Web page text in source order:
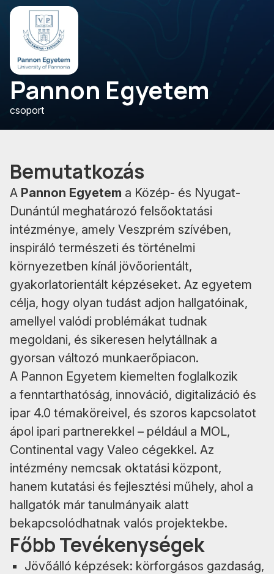
Pannon Egyetem
csoport
Bemutatkozás
A Pannon Egyetem a Közép- és Nyugat-
Dunántúl meghatározó felsőoktatási
intézménye, amely Veszprém szívében,
inspiráló természeti és történelmi
környezetben kínál jövőorientált,
gyakorlatorientált képzéseket. Az egyetem
célja, hogy olyan tudást adjon hallgatóinak,
amellyel valódi problémákat tudnak
megoldani, és sikeresen helytállnak a
gyorsan változó munkaerőpiacon.
A Pannon Egyetem kiemelten foglalkozik
a fenntarthatóság, innováció, digitalizáció és
ipar 4.0 témaköreivel, és szoros kapcsolatot
ápol ipari partnerekkel – például a MOL,
Continental vagy Valeo cégekkel. Az
intézmény nemcsak oktatási központ,
hanem kutatási és fejlesztési műhely, ahol a
hallgatók már tanulmányaik alatt
bekapcsolódhatnak valós projektekbe.
Főbb Tevékenységek
Jövőálló képzések: körforgásos gazdaság,